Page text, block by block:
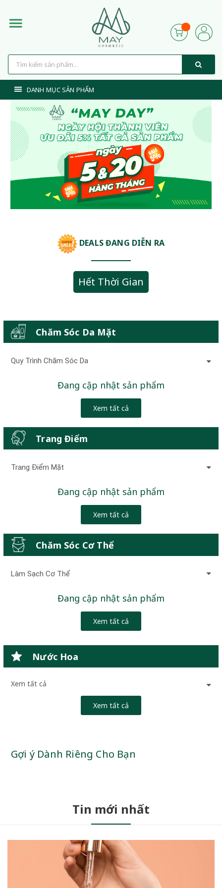
DANH MỤC SẢN PHẨM
DEALS ĐANG DIỄN RA
Hết Thời Gian
Chăm Sóc Da Mặt
Quy Trình Chăm Sóc Da
Đang cập nhật sản phẩm
Xem tất cả
Trang Điểm
Trang Điểm Mặt
Đang cập nhật sản phẩm
Xem tất cả
Chăm Sóc Cơ Thể
Làm Sạch Cơ Thể
Đang cập nhật sản phẩm
Xem tất cả
Nước Hoa
Xem tất cả
Xem tất cả
Gợi ý Dành Riêng Cho Bạn
Tin mới nhất